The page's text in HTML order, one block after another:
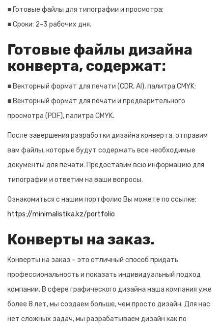
■ Готовые файлы для типографии и просмотра;
■ Сроки: 2-3 рабочих дня.
Готовые файлы дизайна
конверта, содержат:
■ Векторный формат для печати (CDR, AI), палитра CMYK:
■ Векторный формат для печати и предварительного
просмотра (PDF), палитра CMYK.
После завершения разработки дизайна конверта, отправим
вам файлы, которые будут содержать все необходимые
документы для печати. Предоставим всю информацию для
типографии и ответим на ваши вопросы.
Ознакомиться с нашим портфолио Вы можете по ссылке:
https://minimalistika.kz/portfolio
Конверты на заказ.
Конверты на заказ – это отличный способ придать
профессиональность и показать индивидуальный подход
компании. В сфере графического дизайна наша компания уже
более 8 лет, мы создаем больше, чем просто дизайн. Для нас
нет сложных задач, мы разрабатываем дизайн как по